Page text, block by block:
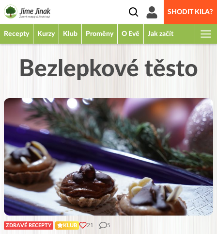
SHODIT KILA?
Recepty Kurzy Klub Proměny O Evě Jak začít
Bezlepkové těsto
ZDRAVÉ RECEPTY KLUB 21 5